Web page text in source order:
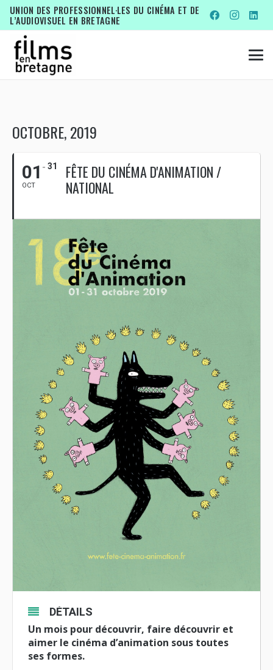
UNION DES PROFESSIONNEL·LES DU CINÉMA ET DE
L’AUDIOVISUEL EN BRETAGNE
OCTOBRE, 2019
01
OCT
31
FÊTE DU CINÉMA D'ANIMATION /
NATIONAL
DÉTAILS
Un mois pour découvrir, faire découvrir et
aimer le cinéma d’animation sous toutes
ses formes.